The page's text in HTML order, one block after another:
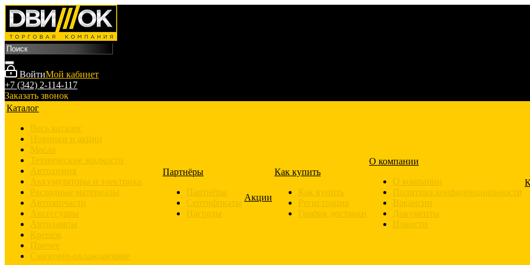
ВойтиМой кабинет
+7 (342) 2-114-117
Заказать звонок
Каталог
Весь каталог
Новинки и акции
Масла
Технические жидкости
Автохимия
Аккумуляторы и электрика
Расходные материалы
Автозапчасти
Аксессуары
Автолампы
Крепёж
Прочее
Смазочно-охлаждающие
Партнёры
Партнёры
Сертификаты
Награды
Акции
Как купить
Как купить
Регистрация
График доставки
О компании
О компании
Политика конфиденциальности
Вакансии
Документы
Новости